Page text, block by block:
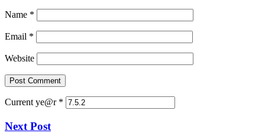
Name *
Email *
Website
Current ye@r *
Next Post